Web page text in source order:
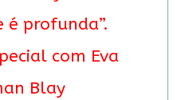
é profunda”.
com Eva
Blay